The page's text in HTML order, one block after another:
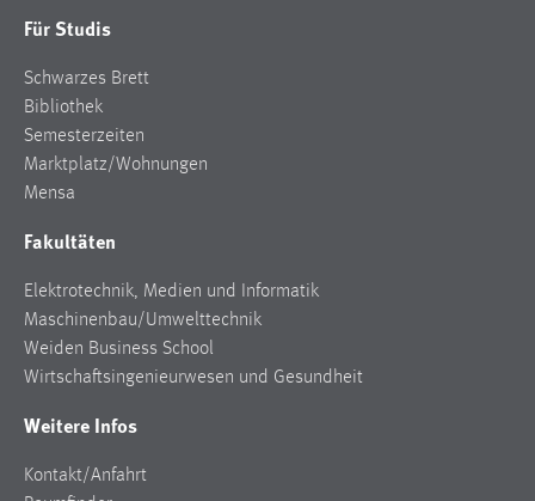
Für Studis
Schwarzes Brett
Bibliothek
Semesterzeiten
Marktplatz/Wohnungen
Mensa
Fakultäten
Elektrotechnik, Medien und Informatik
Maschinenbau/Umwelttechnik
Weiden Business School
Wirtschaftsingenieurwesen und Gesundheit
Weitere Infos
Kontakt/Anfahrt
Max. 13 Monate
MARKETING
Marketing Cookies werden von Drittanbietern
verwendet, um personalisierte Werbung anzuzeigen.
hinweg verfolgen.
Google Ads
Name:
_gcl_au
Anbieter: